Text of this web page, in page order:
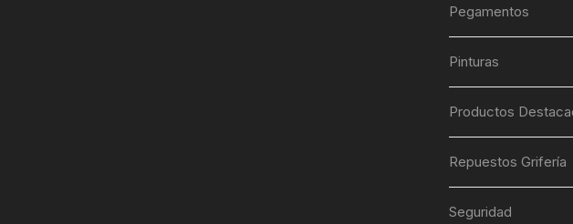
Pegamentos
Pinturas
Productos
Repuestos Grifería
Seguridad